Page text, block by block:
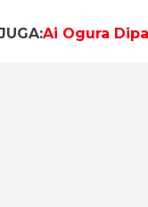
Ai Ogura